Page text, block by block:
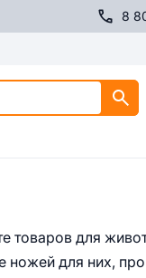
8
товаров для
для них,